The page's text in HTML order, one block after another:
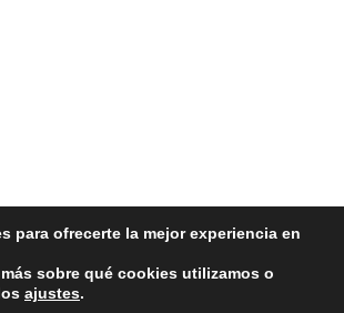
para ofrecerte la mejor experiencia en
sobre qué cookies utilizamos o
ajustes.